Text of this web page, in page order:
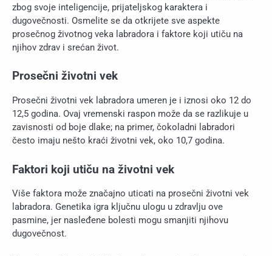
zbog svoje inteligencije, prijateljskog karaktera i
dugovečnosti. Osmelite se da otkrijete sve aspekte
prosečnog životnog veka labradora i faktore koji utiču na
njihov zdrav i srećan život.
Prosečni životni vek
Prosečni životni vek labradora umeren je i iznosi oko 12 do
12,5 godina. Ovaj vremenski raspon može da se razlikuje u
zavisnosti od boje dlake; na primer, čokoladni labradori
često imaju nešto kraći životni vek, oko 10,7 godina.
Faktori koji utiču na životni vek
Više faktora može značajno uticati na prosečni životni vek
labradora. Genetika igra ključnu ulogu u zdravlju ove
pasmine, jer nasleđene bolesti mogu smanjiti njihovu
dugovečnost.